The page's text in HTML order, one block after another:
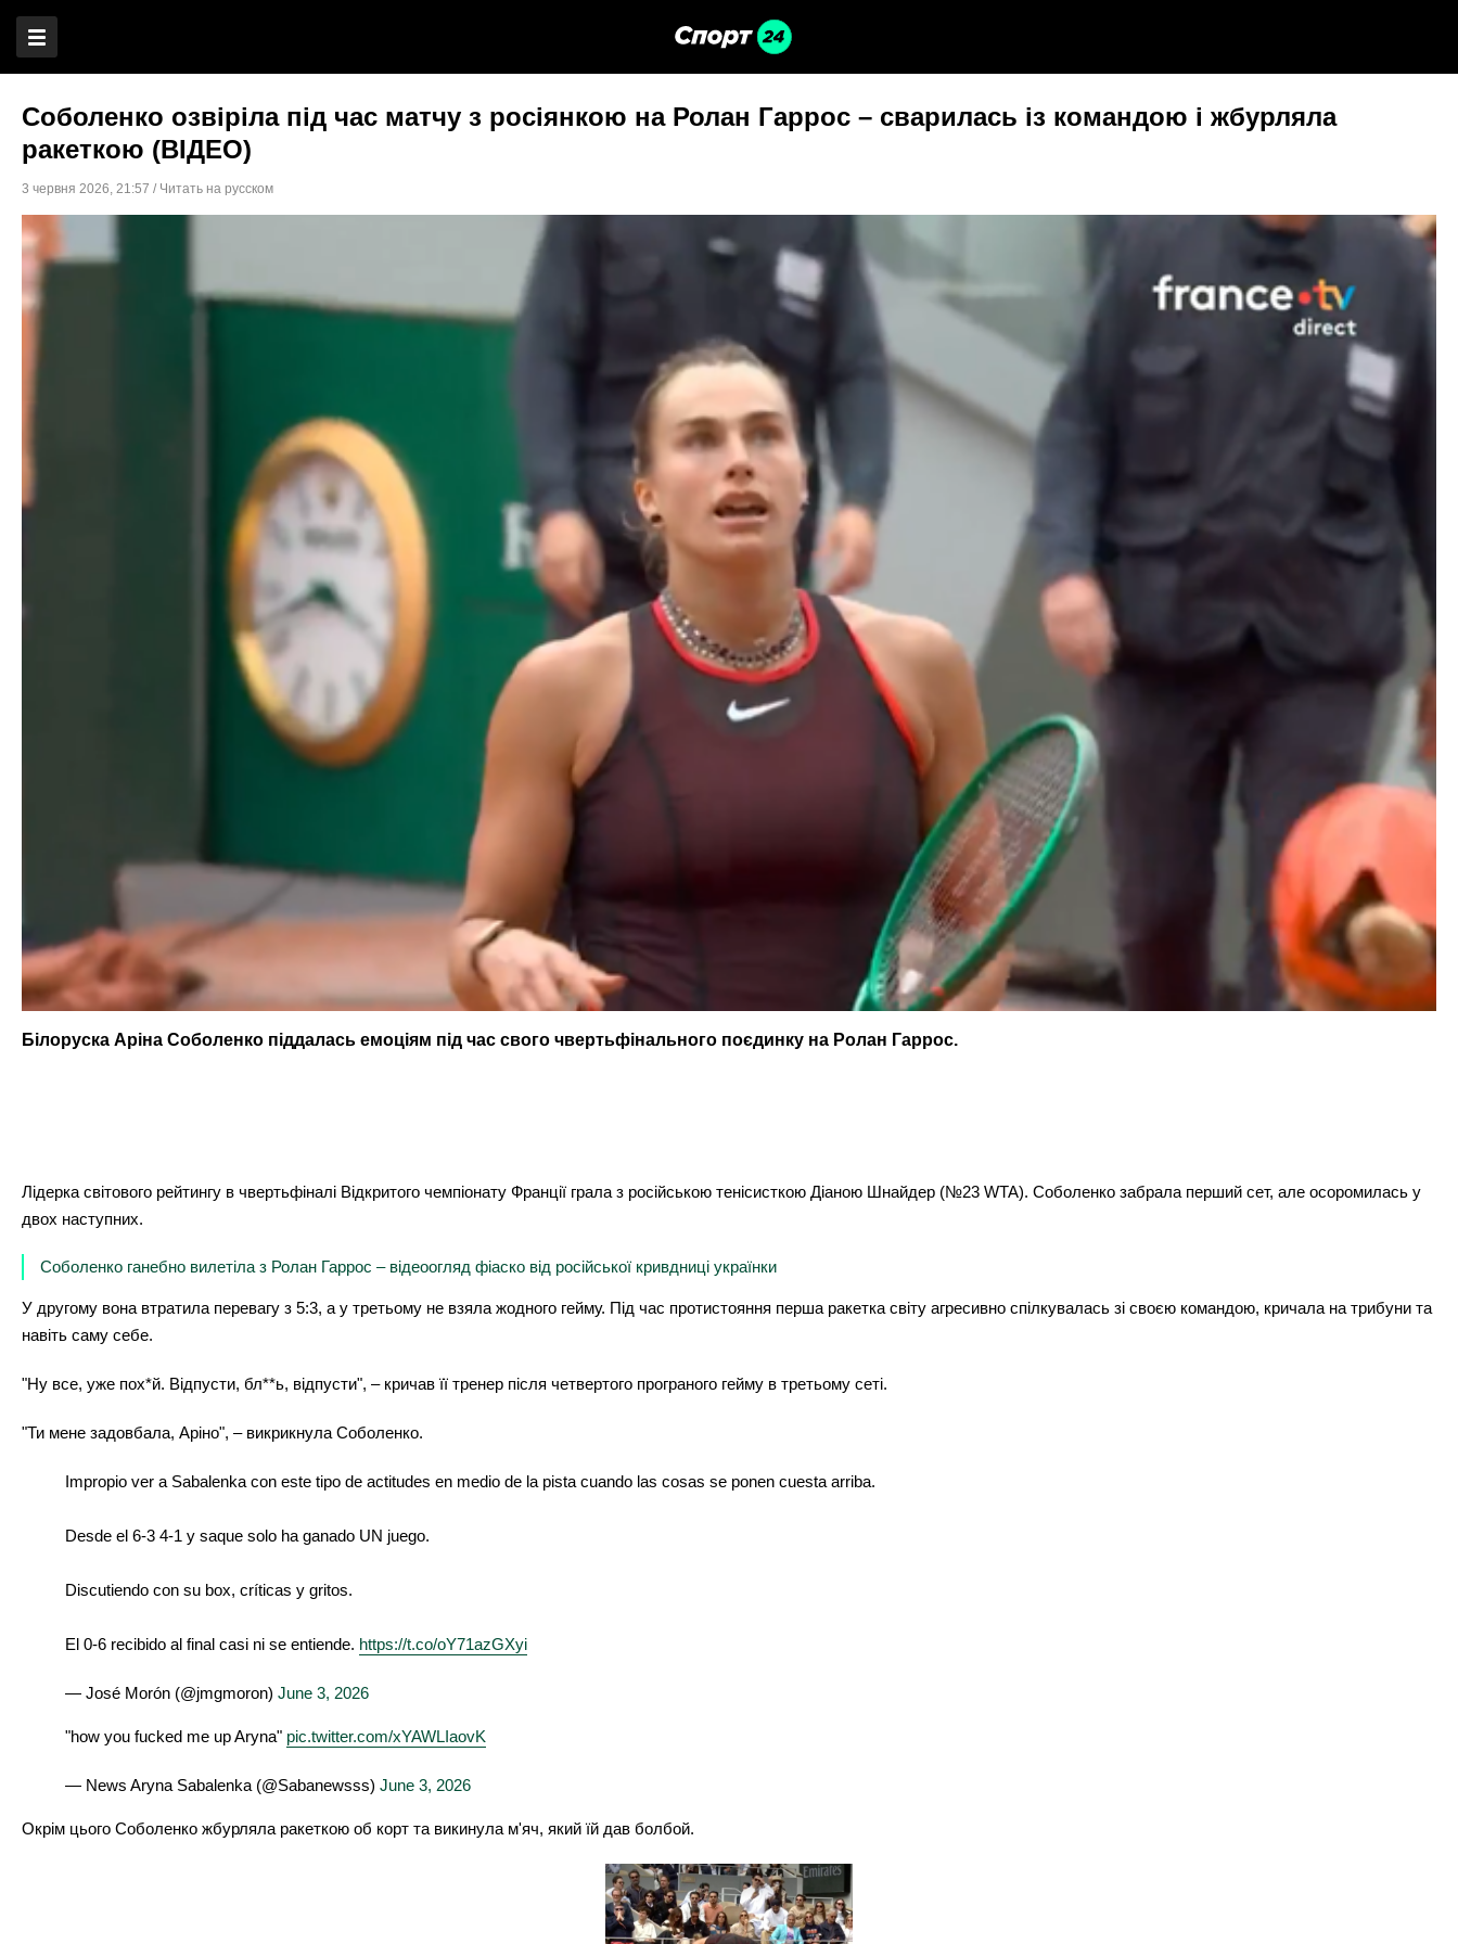
Соболенко озвіріла під час матчу з росіянкою на Ролан Гаррос – сварилась із командою і жбурляла
ракеткою (ВІДЕО)
3 червня 2026, 21:57 / Читать на русском
Білоруска Аріна Соболенко піддалась емоціям під час свого чвертьфінального поєдинку на Ролан Гаррос.
Лідерка світового рейтингу в чвертьфіналі Відкритого чемпіонату Франції грала з російською тенісисткою Діаною Шнайдер (№23 WTA). Соболенко забрала перший сет, але осоромилась у
двох наступних.
Соболенко ганебно вилетіла з Ролан Гаррос – відеоогляд фіаско від російської кривдниці українки
У другому вона втратила перевагу з 5:3, а у третьому не взяла жодного гейму. Під час протистояння перша ракетка світу агресивно спілкувалась зі своєю командою, кричала на трибуни та
навіть саму себе.
"Ну все, уже пох*й. Відпусти, бл**ь, відпусти", – кричав її тренер після четвертого програного гейму в третьому сеті.
"Ти мене задовбала, Аріно", – викрикнула Соболенко.
Impropio ver a Sabalenka con este tipo de actitudes en medio de la pista cuando las cosas se ponen cuesta arriba.
Desde el 6-3 4-1 y saque solo ha ganado UN juego.
Discutiendo con su box, críticas y gritos.
El 0-6 recibido al final casi ni se entiende. https://t.co/oY71azGXyi
— José Morón (@jmgmoron) June 3, 2026
"how you fucked me up Aryna" pic.twitter.com/xYAWLIaovK
— News Aryna Sabalenka (@Sabanewsss) June 3, 2026
Окрім цього Соболенко жбурляла ракеткою об корт та викинула м'яч, який їй дав болбой.